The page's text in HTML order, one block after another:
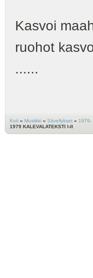
Kasvoi
ruohot
......
Koti » Musiikki » Sävellykset » 1979-
1979 KALEVALATEKSTI I-II